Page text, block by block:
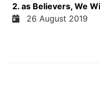
2. as Believers, We
26 August 2019